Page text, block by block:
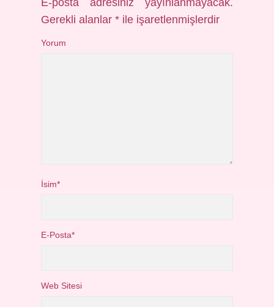
E-posta adresiniz yayınlanmayacak.
Gerekli alanlar* ile işaretlenmişlerdir
Yorum
İsim*
E-Posta*
Web Sitesi